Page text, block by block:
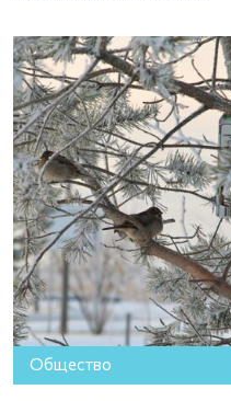
Общество